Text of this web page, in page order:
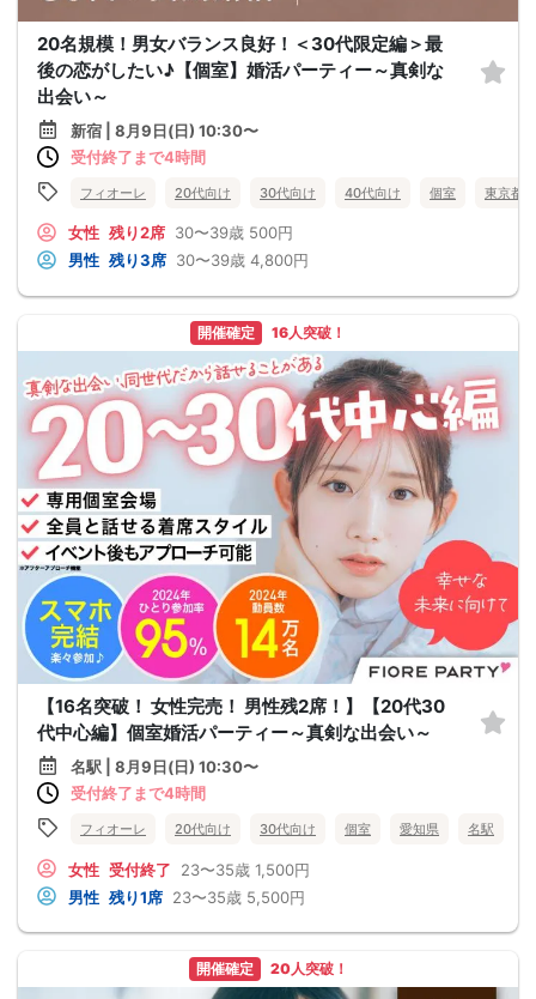
20名規模！男女バランス良好！＜30代限定編＞最
後の恋がしたい♪【個室】婚活パーティー～真剣な
出会い～
新宿 | 8月9日(日) 10:30〜
受付終了まで4時間
フィオーレ 20代向け 30代向け 40代向け 個室 東京都
女性 残り2席 30〜39歳 500円
男性 残り3席 30〜39歳 4,800円
開催確定 16人突破！
【16名突破！ 女性完売！ 男性残2席！】【20代30
代中心編】個室婚活パーティー～真剣な出会い～
名駅 | 8月9日(日) 10:30〜
受付終了まで4時間
フィオーレ 20代向け 30代向け 個室 愛知県 名駅
女性 受付終了 23〜35歳 1,500円
男性 残り1席 23〜35歳 5,500円
開催確定 20人突破！